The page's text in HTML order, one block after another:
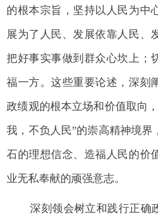
的根本宗旨，坚持以人民为中
展为了人民、发展依靠人民、
把好事实事做到群众心坎上；
福一方。这些重要论述，深刻
政绩观的根本立场和价值取向
我，不负人民”的崇高精神境界
石的理想信念、造福人民的价
业无私奉献的顽强意志。
深刻领会树立和践行正确